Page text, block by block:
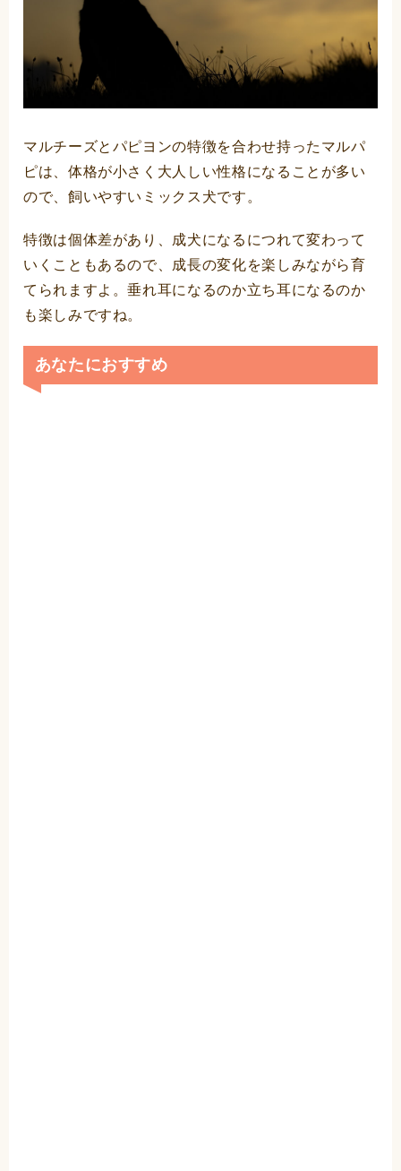
マルチーズとパピヨンの特徴を合わせ持ったマルパ
ピは、体格が小さく大人しい性格になることが多い
ので、飼いやすいミックス犬です。
特徴は個体差があり、成犬になるにつれて変わって
いくこともあるので、成長の変化を楽しみながら育
てられますよ。垂れ耳になるのか立ち耳になるのか
も楽しみですね。
あなたにおすすめ